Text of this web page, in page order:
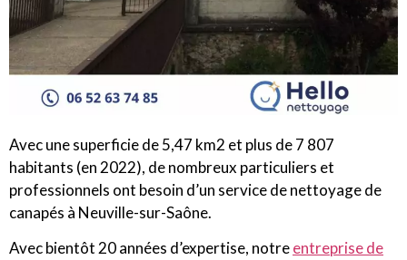
Avec une superficie de 5,47 km2 et plus de 7 807
habitants (en 2022), de nombreux particuliers et
professionnels ont besoin d’un service de nettoyage de
canapés à Neuville-sur-Saône.
Avec bientôt 20 années d’expertise, notreentreprise de